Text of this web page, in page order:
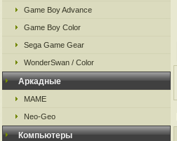
Game Boy Advance
Game Boy Color
Sega Game Gear
WonderSwan / Color
Аркадные
MAME
Neo-Geo
Компьютеры